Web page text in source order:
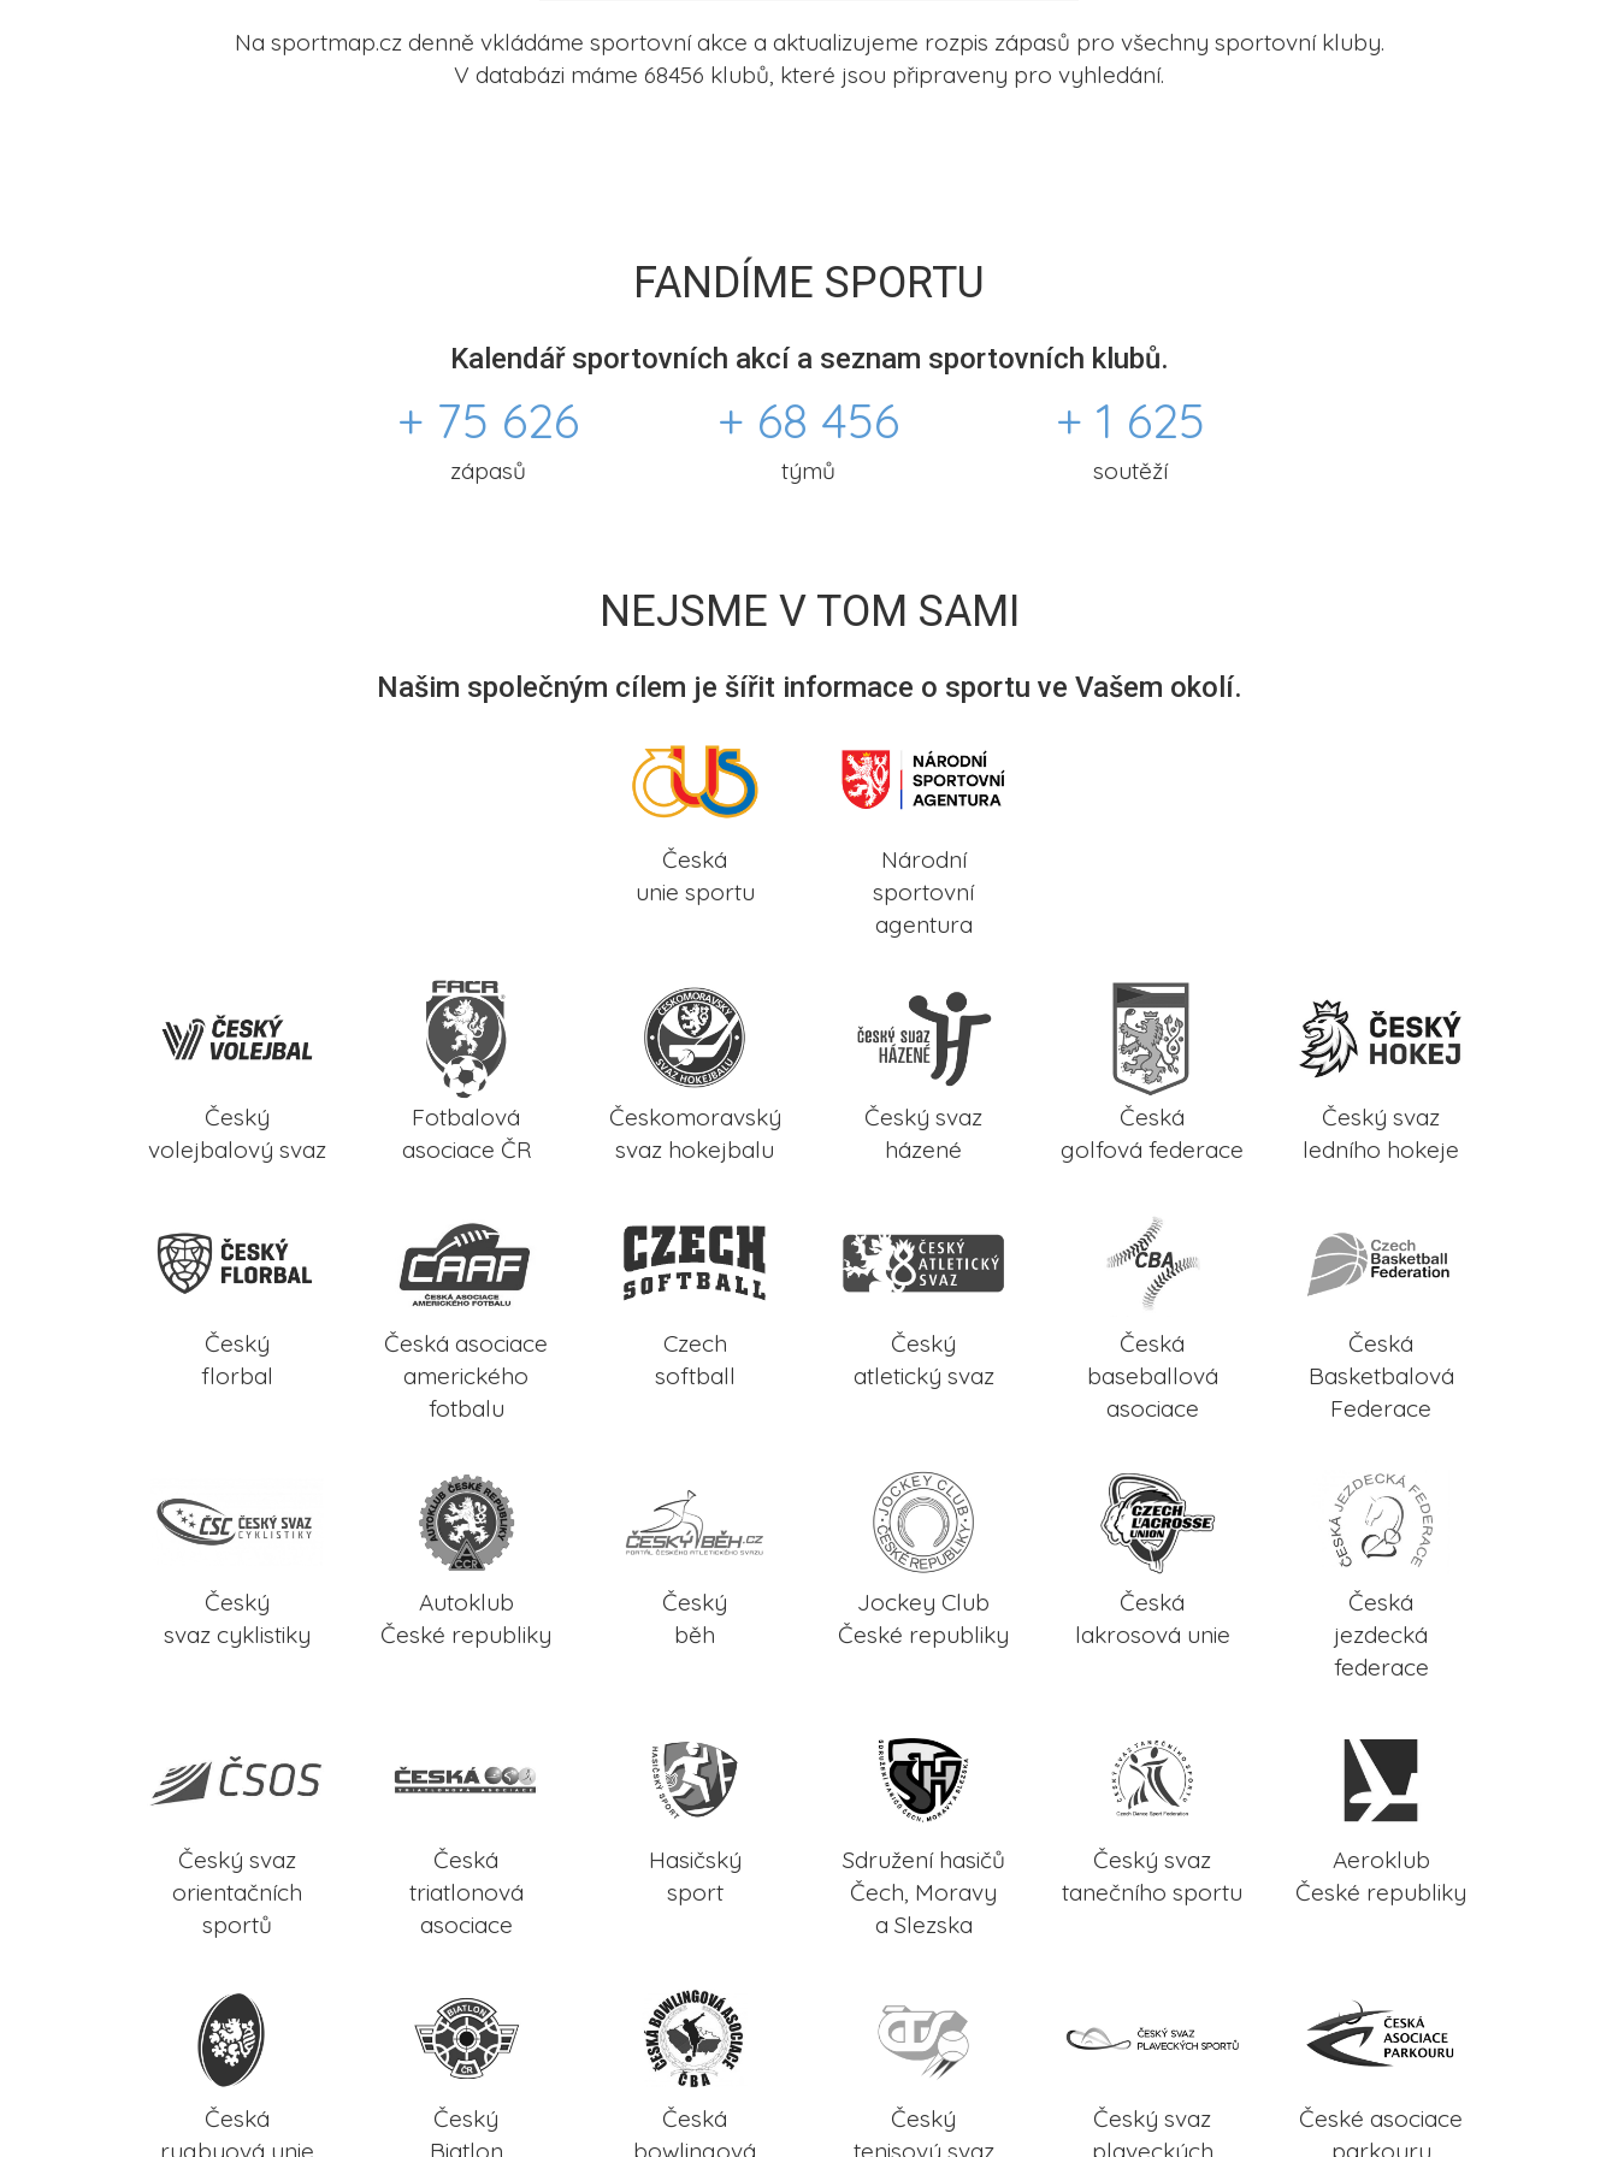
Na sportmap.cz denně vkládáme sportovní akce a aktualizujeme rozpis zápasů pro všechny sportovní kluby.
V databázi máme 68456 klubů, které jsou připraveny pro vyhledání.
FANDÍME SPORTU
Kalendář sportovních akcí a seznam sportovních klubů.
+ 75 626
zápasů
+ 68 456
týmů
+ 1 625
soutěží
NEJSME V TOM SAMI
Našim společným cílem je šířit informace o sportu ve Vašem okolí.
Česká
unie sportu
Národní
sportovní
agentura
Český
volejbalový svaz
Fotbalová
asociace ČR
Českomoravský
svaz hokejbalu
Český svaz
házené
Česká
golfová federace
Český svaz
ledního hokeje
Český
florbal
Česká asociace
amerického
fotbalu
Czech
softball
Český
atletický svaz
Česká
baseballová
asociace
Česká
Basketbalová
Federace
Český
svaz cyklistiky
Autoklub
České republiky
Český
běh
Jockey Club
České republiky
Česká
lakrosová unie
Česká
jezdecká
federace
Český svaz
orientačních
sportů
Česká
triatlonová
asociace
Hasičský
sport
Sdružení hasičů
Čech, Moravy
a Slezska
Český svaz
tanečního sportu
Aeroklub
České republiky
Česká
rugbyová unie
Český
Biatlon
Česká
bowlingová
Český
tenisový svaz
Český svaz
plaveckých
České asociace
parkouru